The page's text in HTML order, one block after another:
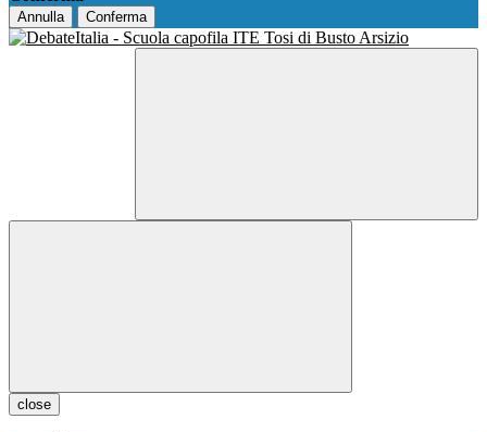
Annulla Conferma
close